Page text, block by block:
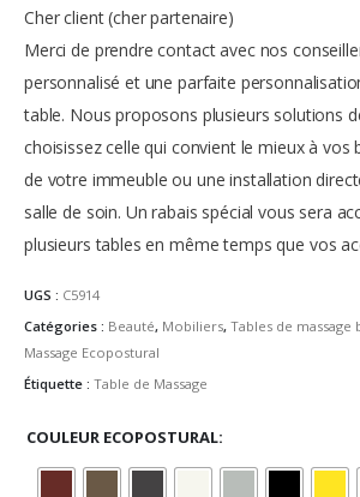
Cher client (cher partenaire)
Merci de prendre contact avec nos
personnalisé et une parfaite
table. Nous proposons plusieurs solutions
choisissez celle qui convient le mieux à vos
de votre immeuble ou une installation
salle de soin. Un rabais spécial vous sera
plusieurs tables en même temps que vos
UGS : C5914
Catégories : Beauté, Mobiliers, Tables de massage
Massage Ecopostural
Étiquette : Table de Massage
COULEUR ECOPOSTURAL